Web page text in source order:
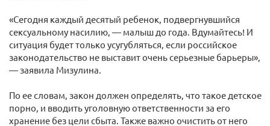
«Сегодня каждый десятый ребенок, подвергнувшийся
сексуальному насилию, — малыш до года. Вдумайтесь! И
ситуация будет только усугубляться, если российское
законодательство не выставит очень серьезные барьеры»,
— заявила Мизулина.
По ее словам, закон должен определять, что такое детское
порно, и вводить уголовную ответственности за его
хранение без цели сбыта. Также важно очистить от него